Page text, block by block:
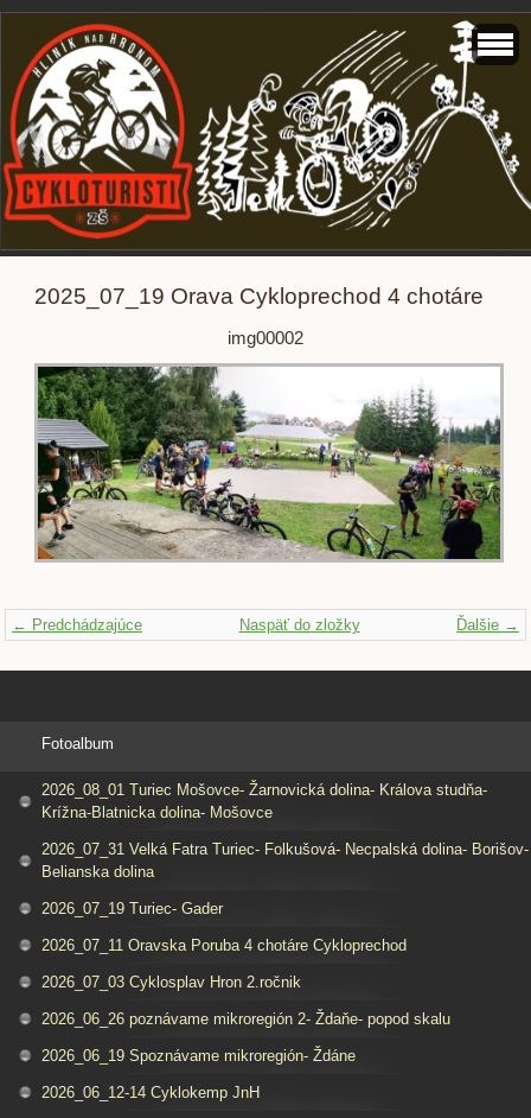
2025_07_19 Orava Cykloprechod 4 chotáre
img00002
← Predchádzajúce Ďalšie →
Naspäť do zložky
Fotoalbum
2026_08_01 Turiec Mošovce- Žarnovická dolina- Králova studňa-
Krížna-Blatnicka dolina- Mošovce
2026_07_31 Velká Fatra Turiec- Folkušová- Necpalská dolina- Borišov-
Belianska dolina
2026_07_19 Turiec- Gader
2026_07_11 Oravska Poruba 4 chotáre Cykloprechod
2026_07_03 Cyklosplav Hron 2.ročnik
2026_06_26 poznávame mikroregión 2- Ždaňe- popod skalu
2026_06_19 Spoznávame mikroregión- Ždáne
2026_06_12-14 Cyklokemp JnH